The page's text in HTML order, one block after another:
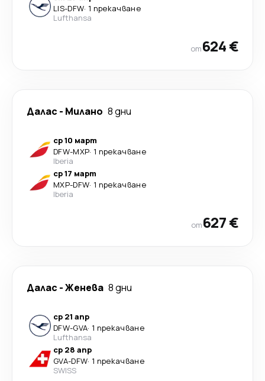
LIS-DFW· 1 прекачване
Lufthansa
от624 €
Далас - Милано 8 дни
ср 10 март
DFW-MXP· 1 прекачване
Iberia
ср 17 март
MXP-DFW· 1 прекачване
Iberia
от627 €
Далас -Женева 8 дни
ср 21 апр
DFW-GVA· 1 прекачване
Lufthansa
ср 28 апр
GVA-DFW· 1 прекачване
SWISS